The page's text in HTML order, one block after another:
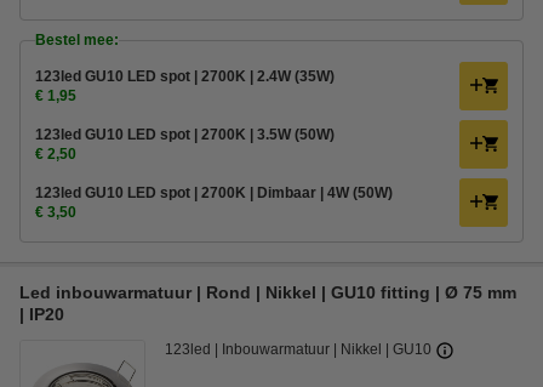
Bestel mee:
123led GU10 LED spot | 2700K | 2.4W (35W)
€ 1,95
123led GU10 LED spot | 2700K | 3.5W (50W)
€ 2,50
123led GU10 LED spot | 2700K | Dimbaar | 4W (50W)
€ 3,50
Led inbouwarmatuur | Rond | Nikkel | GU10 fitting | Ø 75 mm
| IP20
123led Inbouwarmatuur Nikkel GU10